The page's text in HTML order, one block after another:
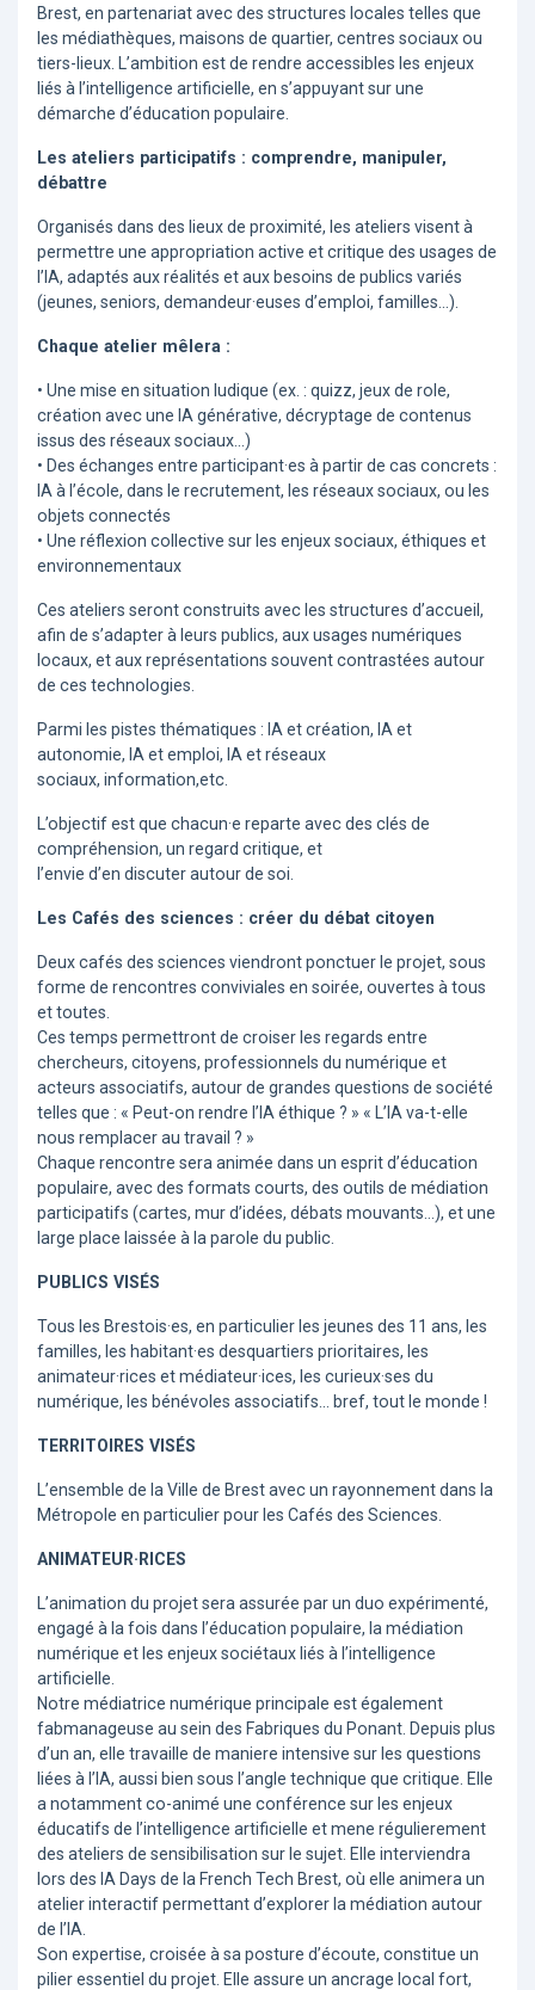
Brest, en partenariat avec des structures locales telles que
les médiathèques, maisons de quartier, centres sociaux ou
tiers-lieux. L’ambition est de rendre accessibles les enjeux
liés à l’intelligence artificielle, en s’appuyant sur une
démarche d’éducation populaire.
Les ateliers participatifs : comprendre, manipuler,
débattre
Organisés dans des lieux de proximité, les ateliers visent à
permettre une appropriation active et critique des usages de
l’IA, adaptés aux réalités et aux besoins de publics variés
(jeunes, seniors, demandeur·euses d’emploi, familles...).
Chaque atelier mêlera :
• Une mise en situation ludique (ex. : quizz, jeux de role,
création avec une IA générative, décryptage de contenus
issus des réseaux sociaux...)
• Des échanges entre participant·es à partir de cas concrets :
IA à l’école, dans le recrutement, les réseaux sociaux, ou les
objets connectés
• Une réflexion collective sur les enjeux sociaux, éthiques et
environnementaux
Ces ateliers seront construits avec les structures d’accueil,
afin de s’adapter à leurs publics, aux usages numériques
locaux, et aux représentations souvent contrastées autour
de ces technologies.
Parmi les pistes thématiques : IA et création, IA et
autonomie, IA et emploi, IA et réseaux
sociaux, information,etc.
L’objectif est que chacun·e reparte avec des clés de
compréhension, un regard critique, et
l’envie d’en discuter autour de soi.
Les Cafés des sciences : créer du débat citoyen
Deux cafés des sciences viendront ponctuer le projet, sous
forme de rencontres conviviales en soirée, ouvertes à tous
et toutes.
Ces temps permettront de croiser les regards entre
chercheurs, citoyens, professionnels du numérique et
acteurs associatifs, autour de grandes questions de société
telles que : « Peut-on rendre l’IA éthique ? » « L’IA va-t-elle
nous remplacer au travail ? »
Chaque rencontre sera animée dans un esprit d’éducation
populaire, avec des formats courts, des outils de médiation
participatifs (cartes, mur d’idées, débats mouvants…), et une
large place laissée à la parole du public.
PUBLICS VISÉS
Tous les Brestois·es, en particulier les jeunes des 11 ans, les
familles, les habitant·es desquartiers prioritaires, les
animateur·rices et médiateur·ices, les curieux·ses du
numérique, les bénévoles associatifs… bref, tout le monde !
TERRITOIRES VISÉS
L’ensemble de la Ville de Brest avec un rayonnement dans la
Métropole en particulier pour les Cafés des Sciences.
ANIMATEUR·RICES
L’animation du projet sera assurée par un duo expérimenté,
engagé à la fois dans l’éducation populaire, la médiation
numérique et les enjeux sociétaux liés à l’intelligence
artificielle.
Notre médiatrice numérique principale est également
fabmanageuse au sein des Fabriques du Ponant. Depuis plus
d’un an, elle travaille de maniere intensive sur les questions
liées à l’IA, aussi bien sous l’angle technique que critique. Elle
a notamment co-animé une conférence sur les enjeux
éducatifs de l’intelligence artificielle et mene régulierement
des ateliers de sensibilisation sur le sujet. Elle interviendra
lors des IA Days de la French Tech Brest, où elle animera un
atelier interactif permettant d’explorer la médiation autour
de l’IA.
Son expertise, croisée à sa posture d’écoute, constitue un
pilier essentiel du projet. Elle assure un ancrage local fort,